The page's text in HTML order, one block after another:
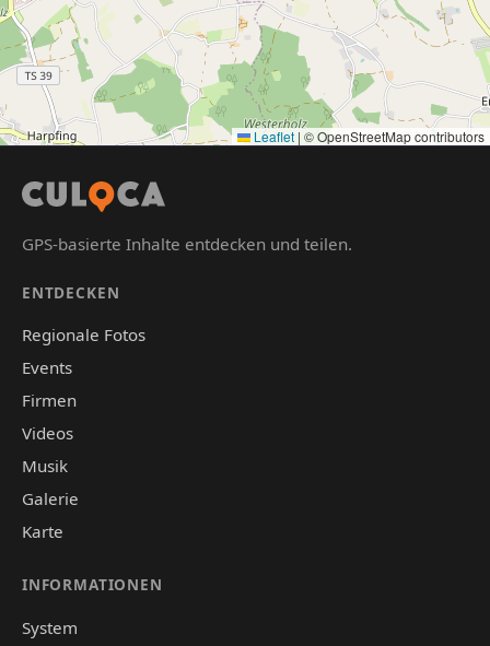
Leaflet | © OpenStreetMap contributors
GPS-basierte Inhalte entdecken und teilen.
ENTDECKEN
Regionale Fotos
Events
Firmen
Videos
Musik
Galerie
Karte
INFORMATIONEN
System